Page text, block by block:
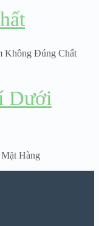
Không Đúng Chất
Dưới
Hàng